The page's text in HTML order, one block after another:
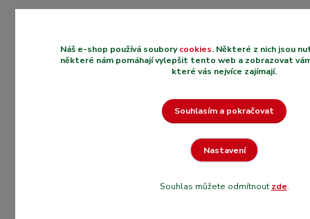
Náš e-shop používá souborycookies. Některé z nich jsou
některé nám pomáhají vylepšit tento web a zobrazovat
které vás nejvíce zajímají.
Nastavení
Souhlasím a pokračovat
Souhlas můžete odmítnout zde.